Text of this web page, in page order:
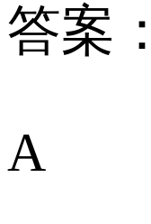
答案：
A